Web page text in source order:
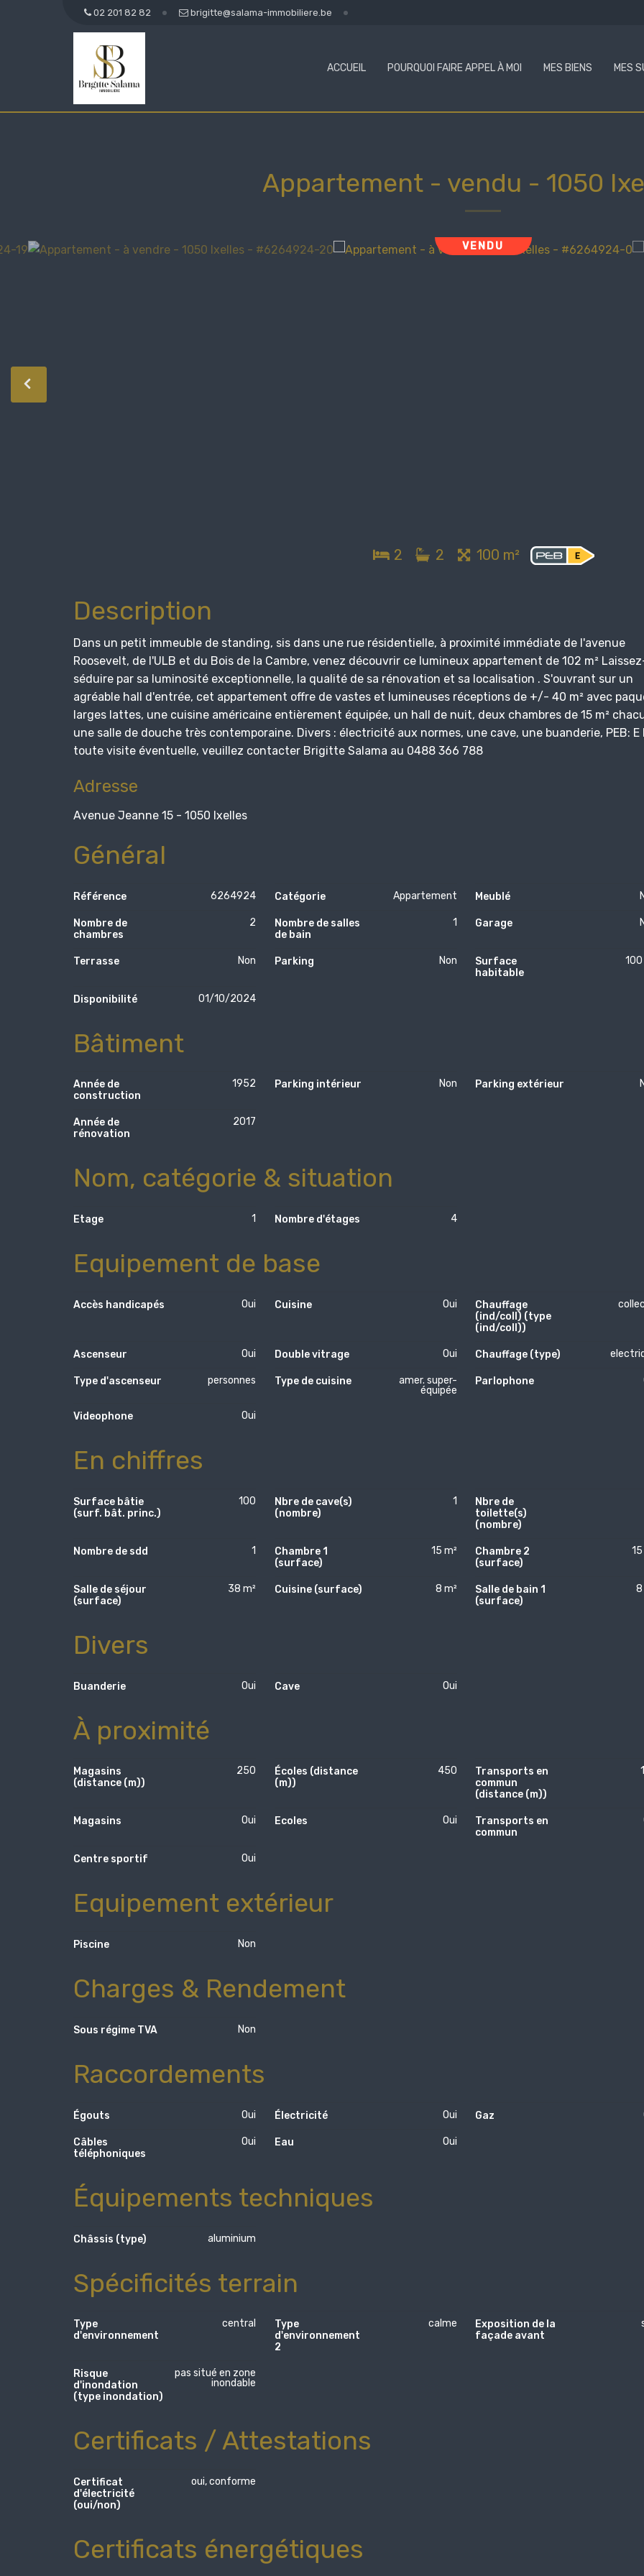
02 201 82 82 brigitte@salama-immobiliere.be
ACCUEIL POURQUOI FAIRE APPEL À MOI MES BIENS MES
Appartement - vendu - 1050
VENDU
2 2 100 m²
Description
Dans un petit immeuble de standing, sis dans une rue résidentielle, à proximité immédiate de l'avenue
Roosevelt, de l'ULB et du Bois de la Cambre, venez découvrir ce lumineux appartement de 102 m²
séduire par sa luminosité exceptionnelle, la qualité de sa rénovation et sa localisation . S'ouvrant sur un
agréable hall d'entrée, cet appartement offre de vastes et lumineuses réceptions de +/- 40 m² avec
larges lattes, une cuisine américaine entièrement équipée, un hall de nuit, deux chambres de 15 m²
une salle de douche très contemporaine. Divers : électricité aux normes, une cave, une buanderie, PEB: E
toute visite éventuelle, veuillez contacter Brigitte Salama au 0488 366 788
Adresse
Avenue Jeanne 15 - 1050 Ixelles
Général
Référence 6264924 Catégorie Appartement Meublé
Nombre de
chambres
2
Nombre de salles
de bain
1 Garage
Terrasse Non Parking Non
Surface
habitable
100
Disponibilité 01/10/2024
Bâtiment
Année de
construction
1952 Parking intérieur Non Parking extérieur
Année de
rénovation
2017
Nom, catégorie & situation
Etage 1 Nombre d'étages 4
Equipement de base
Accès handicapés Oui Cuisine Oui
Chauffage
(ind/coll) (type
(ind/coll))
Ascenseur Oui Double vitrage Oui Chauffage (type)
Type d'ascenseur personnes Type de cuisine
amer. super-
équipée
Parlophone
Videophone Oui
En chiffres
Surface bâtie
(surf. bât. princ.)
100
Nbre de cave(s)
(nombre)
1
Nbre de
toilette(s)
(nombre)
Nombre de sdd 1
Chambre 1
(surface)
15 m²
Chambre 2
(surface)
Salle de séjour
(surface)
38 m² Cuisine (surface) 8 m²
Salle de bain 1
(surface)
8
Divers
Buanderie Oui Cave Oui
À proximité
Magasins
(distance (m))
250
Écoles (distance
(m))
450
Transports en
commun
(distance (m))
Magasins Oui Ecoles Oui
Transports en
commun
Centre sportif Oui
Equipement extérieur
Piscine Non
Charges & Rendement
Sous régime TVA Non
Raccordements
Égouts Oui Électricité Oui Gaz
Câbles
téléphoniques
Oui Eau Oui
Équipements techniques
Châssis (type) aluminium
Spécificités terrain
Type
d'environnement
central
Type
d'environnement
2
calme
Exposition de la
façade avant
Risque
d'inondation
(type inondation)
pas situé en zone
inondable
Certificats / Attestations
Certificat
d'électricité
(oui/non)
oui, conforme
Certificats énergétiques